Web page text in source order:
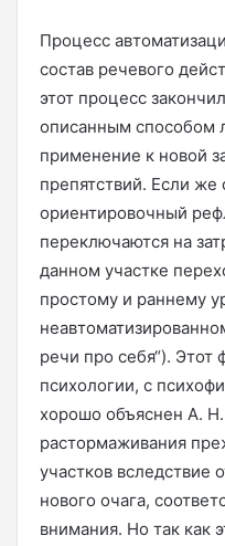
Процесс
состав речевого
этот процесс
описанным способом
применение к новой
препятствий. Если же
ориентировочный
переключаются на
данном участке
простому и раннему
речи про себя“). Этот
психологии, с
хорошо объяснен А.
растормаживания
участков вследствие
нового очага,
внимания. Но так как